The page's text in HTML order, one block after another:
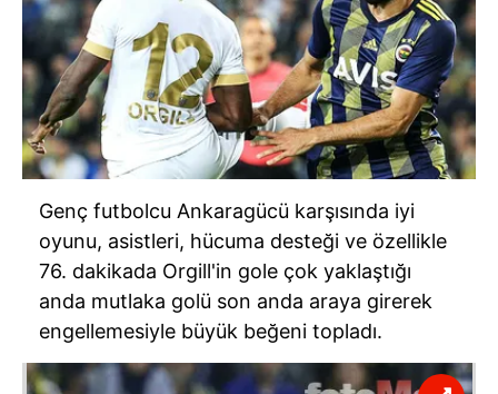
Genç futbolcu Ankaragücü karşısında iyi
oyunu, asistleri, hücuma desteği ve özellikle
76. dakikada Orgill'in gole çok yaklaştığı
anda mutlaka golü son anda araya girerek
engellemesiyle büyük beğeni topladı.